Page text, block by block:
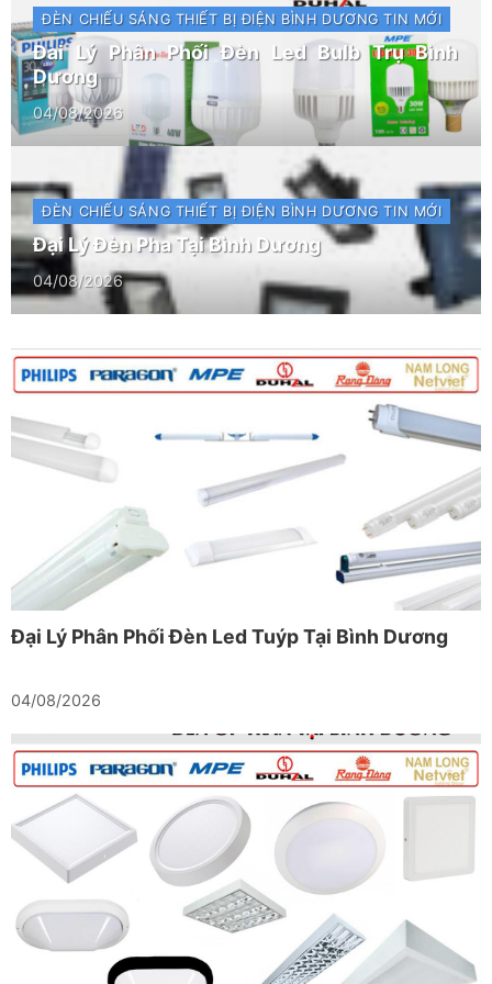
ĐÈN CHIẾU SÁNG THIẾT BỊ ĐIỆN BÌNH DƯƠNG TIN MỚI
Đai Lý Phân Phối Đèn Led Bulb Trụ Bình
Dương
04/08/2026
ĐÈN CHIẾU SÁNG THIẾT BỊ ĐIỆN BÌNH DƯƠNG TIN MỚI
Đại Lý Đèn Pha Tại Bình Dương
04/08/2026
Đại Lý Phân Phối Đèn Led Tuýp Tại Bình Dương
04/08/2026